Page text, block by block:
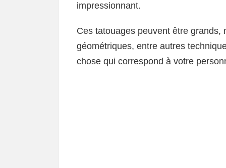
impressionnant.
Ces tatouages ​​peuvent être
géométriques, entre autres
chose qui correspond à votre